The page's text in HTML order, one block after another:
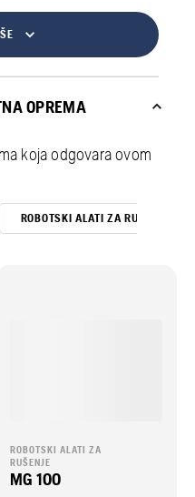
OPREMA
koja odgovara ovom
ROBOTSKI ALATI ZA RUŠENJE (4)
ROBOTSKI ALATI ZA
RUŠENJE
MG 100